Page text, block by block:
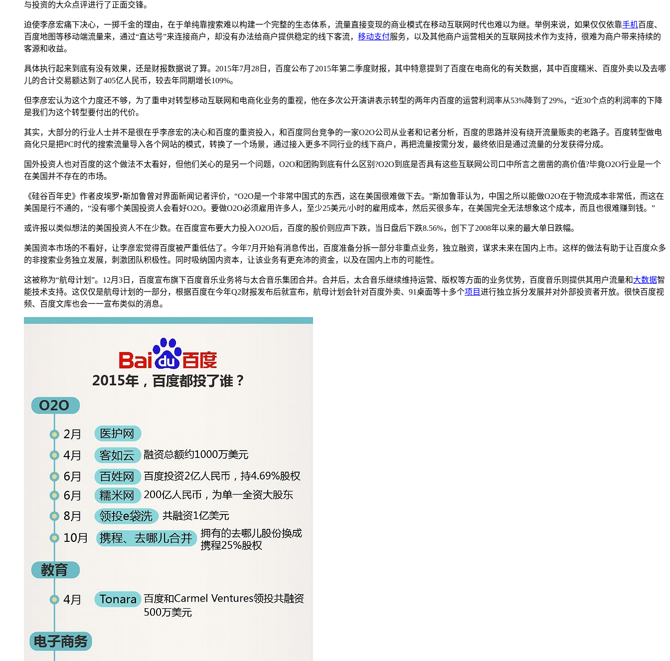
与投资的大众点评进行了正面交锋。
迫使李彦宏痛下决心，一掷千金的理由，在于单纯靠搜索难以构建一个完整的生态体系，流量直接变现的商业模式在移动互联网时代也难以为继。举例来说，如果仅仅依靠手机百度、
百度地图等移动端流量来，通过“直达号”来连接商户，却没有办法给商户提供稳定的线下客流， 移动支付服务，以及其他商户运营相关的互联网技术作为支持，很难为商户带来持续的
客源和收益。
具体执行起来到底有没有效果，还是财报数据说了算。2015年7月28日，百度公布了2015年第二季度财报，其中特意提到了百度在电商化的有关数据，其中百度糯米、百度外卖以及去哪
儿的合计交易额达到了405亿人民币，较去年同期增长109%。
但李彦宏认为这个力度还不够，为了重申对转型移动互联网和电商化业务的重视，他在多次公开演讲表示转型的两年内百度的运营利润率从53%降到了29%，“近30个点的利润率的下降
是我们为这个转型要付出的代价。
其实，大部分的行业人士并不是很在乎李彦宏的决心和百度的重资投入，和百度同台竞争的一家O2O公司从业者和记者分析，百度的思路并没有绕开流量贩卖的老路子。百度转型做电
商化只是把PC时代的搜索流量导入各个网站的模式，转换了一个场景，通过接入更多不同行业的线下商户，再把流量按需分发，最终依旧是通过流量的分发获得分成。
国外投资人也对百度的这个做法不太看好，但他们关心的是另一个问题，O2O和团购到底有什么区别?O2O到底是否具有这些互联网公司口中所言之凿凿的高价值?毕竟O2O行业是一个
在美国并不存在的市场。
《硅谷百年史》作者皮埃罗•斯加鲁曾对界面新闻记者评价，“O2O是一个非常中国式的东西，这在美国很难做下去。”斯加鲁菲认为，中国之所以能做O2O在于物流成本非常低，而这在
美国是行不通的，“没有哪个美国投资人会看好O2O。要做O2O必须雇用许多人，至少25美元/小时的雇用成本，然后买很多车，在美国完全无法想象这个成本，而且也很难赚到钱。”
或许报以类似想法的美国投资人不在少数。在百度宣布要大力投入O2O后，百度的股价则应声下跌，当日盘后下跌8.56%，创下了2008年以来的最大单日跌幅。
美国资本市场的不看好，让李彦宏觉得百度被严重低估了。今年7月开始有消息传出，百度准备分拆一部分非重点业务，独立融资，谋求未来在国内上市。这样的做法有助于让百度众多
的非搜索业务独立发展，刺激团队积极性。同时吸纳国内资本，让该业务有更充沛的资金，以及在国内上市的可能性。
这被称为“航母计划”。12月3日，百度宣布旗下百度音乐业务将与太合音乐集团合并。合并后，太合音乐继续维持运营、版权等方面的业务优势，百度音乐则提供其用户流量和大数据智
能技术支持。这仅仅是航母计划的一部分，根据百度在今年Q2财报发布后就宣布，航母计划会针对百度外卖、91桌面等十多个项目进行独立拆分发展并对外部投资者开放。很快百度视
频、百度文库也会一一宣布类似的消息。